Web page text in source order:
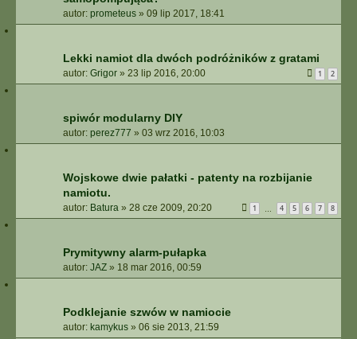
autor: prometeus » 09 lip 2017, 18:41
Lekki namiot dla dwóch podróżników z gratami
autor: Grigor » 23 lip 2016, 20:00 1 2
spiwór modularny DIY
autor: perez777 » 03 wrz 2016, 10:03
Wojskowe dwie pałatki - patenty na rozbijanie
namiotu.
autor: Batura » 28 cze 2009, 20:20 1 4 5 6 7 8
Prymitywny alarm-pułapka
autor: JAZ » 18 mar 2016, 00:59
Podklejanie szwów w namiocie
autor: kamykus » 06 sie 2013, 21:59